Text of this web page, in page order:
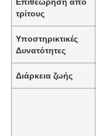
τρίτους
Υποστηρικτικές
Δυνατότητες
Διάρκεια ζωής